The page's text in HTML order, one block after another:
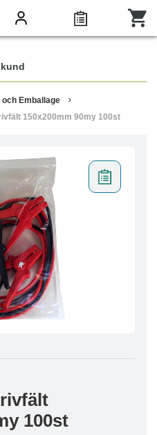
och Emballage
150x200mm 90my 100st
100st